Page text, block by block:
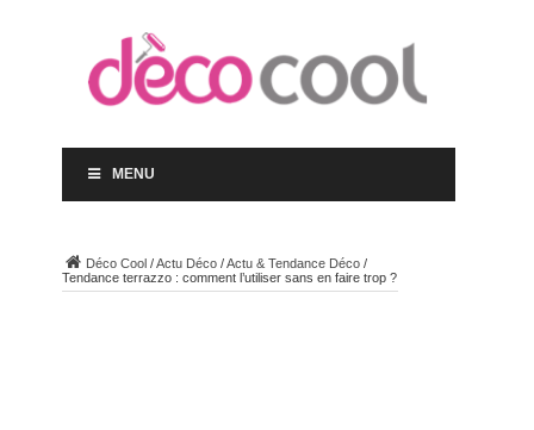
MENU
Déco Cool/Actu Déco/Actu & Tendance Déco/
Tendance terrazzo : comment l’utiliser sans en faire trop ?